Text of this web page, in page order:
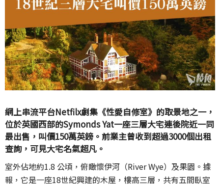
網上串流平台Netfilx劇集《性愛自修室》的取景地之一，
位於英國西部的Symonds Yat一座三層大宅連後院近一同
最出售，叫價150萬英鎊。前業主曾收到超過3000個出租
查詢，可見大宅名氣超凡。
室外佔地約1.8 公頃，俯瞰懷伊河（River Wye）及果園。據
報，它是一座18世紀興建的木屋，樓高三層，共有五間臥室